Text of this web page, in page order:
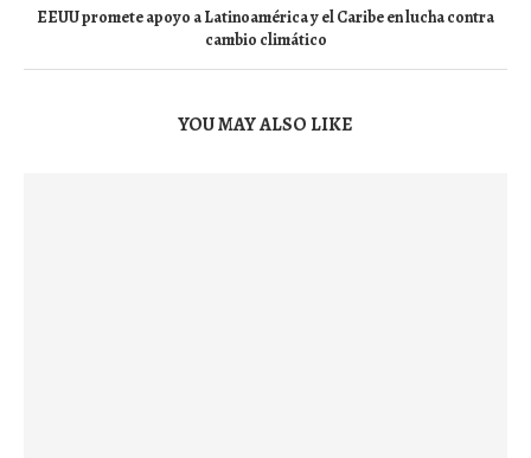
EEUU promete apoyo a Latinoamérica y el Caribe en lucha contra
cambio climático
YOU MAY ALSO LIKE